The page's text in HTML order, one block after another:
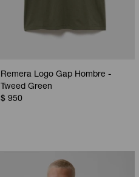
Remera Logo Gap Hombre -
Tweed Green
$ 950